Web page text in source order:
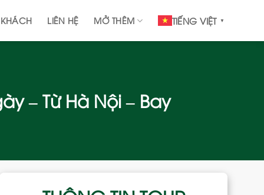
LIÊN HỆ MỞ THÊM TIẾNG VIỆT ▼
– Từ Hà Nội – Bay